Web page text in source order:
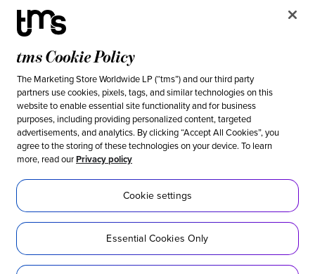
Politique de confidentialité
Conditions d’utilisation
Vos choix en matière de confidentialité en Californie
Cookie settings
Ethical & social responsibility
Notre position contre l’esclavage moderne
Politique d’inclusion
Développement durable
Accessibilité
Réseaux sociaux
tms Cookie Policy
The Marketing Store Worldwide LP (“tms”) and our third party
partners use cookies, pixels, tags, and similar technologies on this
website to enable essential site functionality and for business
purposes, including providing personalized content, targeted
advertisements, and analytics. By clicking “Accept All Cookies”, you
agree to the storing of these technologies on your device. To learn
more, read ourPrivacy policy
Cookie settings
Essential Cookies Only